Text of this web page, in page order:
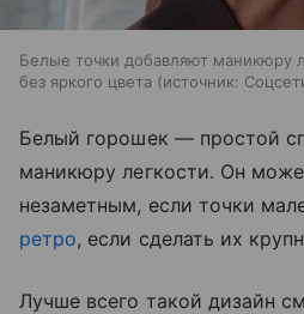
Белые точки добавляют маникюру
без яркого цвета
источник:
Белый горошек — простой
маникюру легкости. Он
незаметным, если точки
ретро, если сделать их
Лучше всего такой дизайн